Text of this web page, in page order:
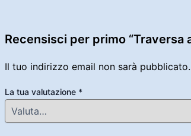
Recensisci per primo “Traversa
Il tuo indirizzo email non sarà pubblicato.
La tua valutazione *